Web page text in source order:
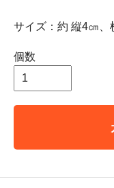
サイズ：約 縦4㎝、
個数